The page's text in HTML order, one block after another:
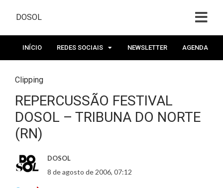
DOSOL
INÍCIO REDES SOCIAIS NEWSLETTER AGENDA
Clipping
REPERCUSSÃO FESTIVAL
DOSOL – TRIBUNA DO NORTE
(RN)
DOSOL
8 de agosto de 2006, 07:12